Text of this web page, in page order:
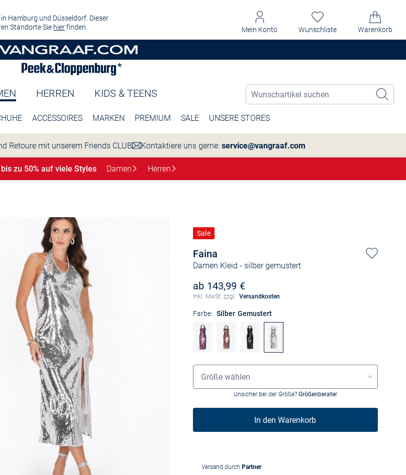
Hamburg und Düsseldorf. Dieser
Standorte Sie hierfinden. Mein Konto Wunschliste Warenkorb
HERREN KIDS & TEENS
ACCESSOIRES MARKEN PREMIUM SALE UNSERE STORES
Retoure mit unserem Friends CLUB Kontaktiere uns gerne: service@vangraaf.com
bis zu 50% auf viele Styles Damen Herren
Faina
Damen Kleid - silber gemustert
Sale
ab 143,99 €
Inkl. MwSt. zzgl. Versandkosten
Farbe: Silber Gemustert
Größenauswahl
Größe wählen
Unsicher bei der Größe? Größenberater
In den Warenkorb
Versand durch Partner